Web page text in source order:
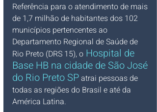
Referência para o atendimento de mais
de 1,7 milhão de habitantes dos 102
municípios pertencentes ao
Departamento Regional de Saúde de
Rio Preto (DRS 15), o Hospital de
Base HB na cidade de São José
do Rio Preto SP atrai pessoas de
todas as regiões do Brasil e até da
América Latina.